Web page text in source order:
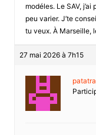
modéles. Le SAV,
peu varier. J’te
tu veux. À Marseille,
27 mai 2026 à 7h15